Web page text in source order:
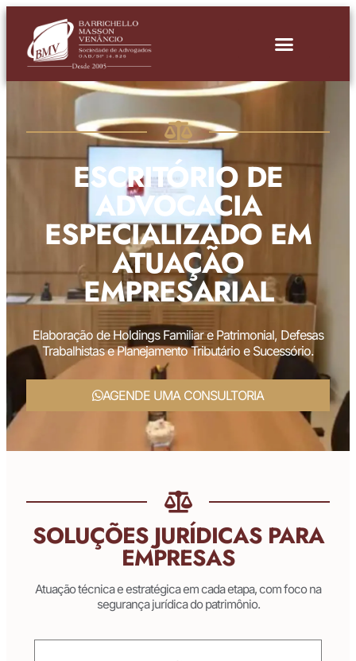
ESCRITÓRIO DE
ADVOCACIA
ESPECIALIZADO EM
ATUAÇÃO
EMPRESARIAL
Elaboração de Holdings Familiar e Patrimonial, Defesas
Trabalhistas e Planejamento Tributário e Sucessório.
AGENDE UMA CONSULTORIA
SOLUÇÕES JURÍDICAS PARA
EMPRESAS
Atuação técnica e estratégica em cada etapa, com foco na
segurança jurídica do patrimônio.